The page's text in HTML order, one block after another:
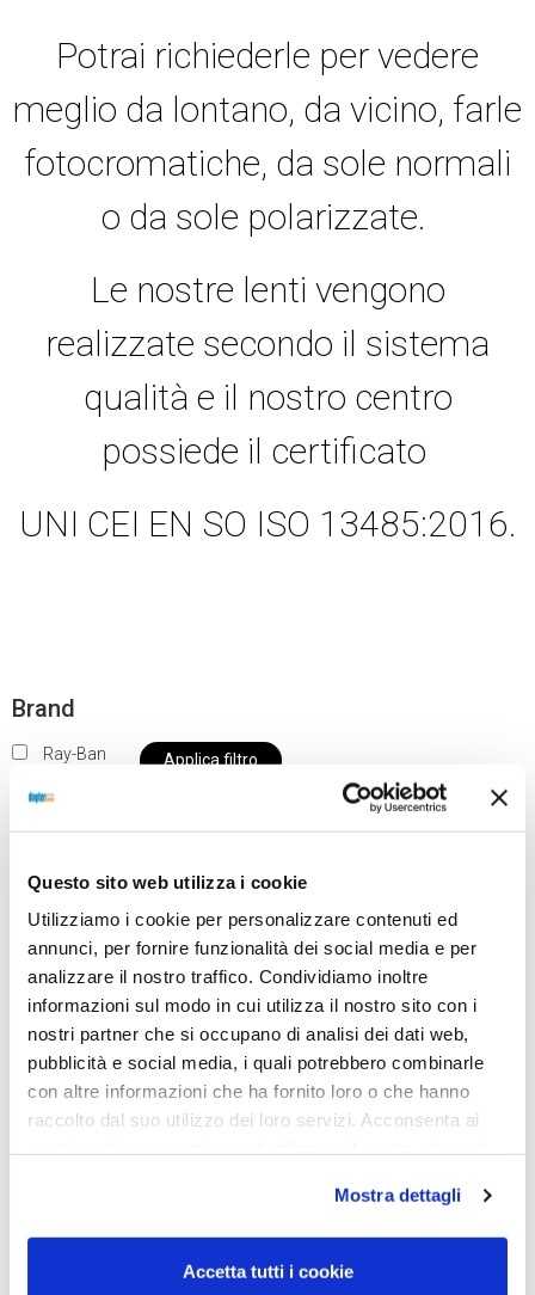
Questo sito web utilizza i cookie
Utilizziamo i cookie per personalizzare contenuti ed
annunci, per fornire funzionalità dei social media e per
analizzare il nostro traffico. Condividiamo inoltre
informazioni sul modo in cui utilizza il nostro sito con i
nostri partner che si occupano di analisi dei dati web,
pubblicità e social media, i quali potrebbero combinarle
con altre informazioni che ha fornito loro o che hanno
raccolto dal suo utilizzo dei loro servizi. Acconsenta ai
Mostra dettagli
Accetta tutti i cookie
Potrai richiederle per vedere
meglio da lontano, da vicino, farle
fotocromatiche, da sole normali
o da sole polarizzate.
Le nostre lenti vengono
realizzate secondo il sistema
qualità e il nostro centro
possiede il certificato
UNI CEI EN SO ISO 13485:2016.
Brand
Ray-Ban Applica filtro
nostro negozio non saranno disponibili per la
spedizione fino al giorno 31 agosto. BUONE FERIE
da OTTICA DIOPTER
Showing the single result